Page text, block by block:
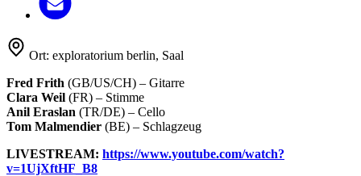
Ort: exploratorium berlin, Saal
Fred Frith (GB/US/CH) – Gitarre
Clara Weil (FR) – Stimme
Anil Eraslan (TR/DE) – Cello
Tom Malmendier (BE) – Schlagzeug
LIVESTREAM: https://www.youtube.com/watch?
v=1UjXftHF_B8